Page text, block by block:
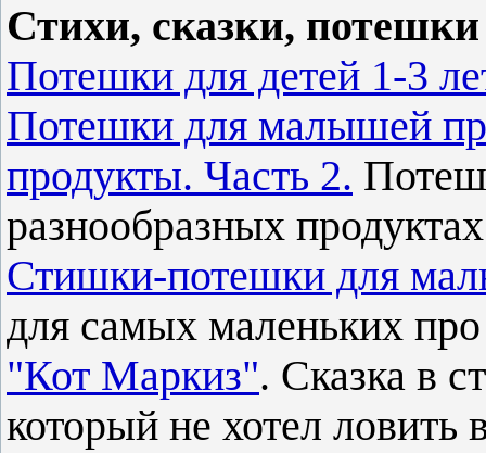
Стихи, сказки,
Потешки для детей 1-3
Потешки для малышей
продукты. Часть 2.
разнообразных
Стишки-потешки для
для самых маленьких
"Кот Маркиз". Сказка в
который не хотел ловить